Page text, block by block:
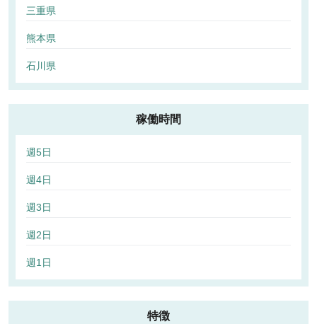
三重県
熊本県
石川県
稼働時間
週5日
週4日
週3日
週2日
週1日
特徴